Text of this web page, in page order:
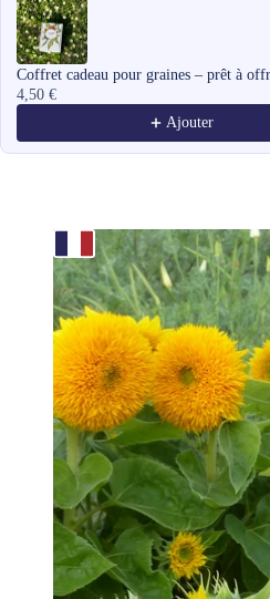
Coffret cadeau pour graines – prêt à
4,50 €
Ajouter